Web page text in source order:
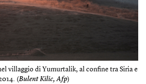
villaggio di Yumurtalik, al confine tra Siria e
(Bulent Kilic, Afp)